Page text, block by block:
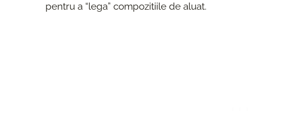
pentru a “lega” compozitiile de aluat.